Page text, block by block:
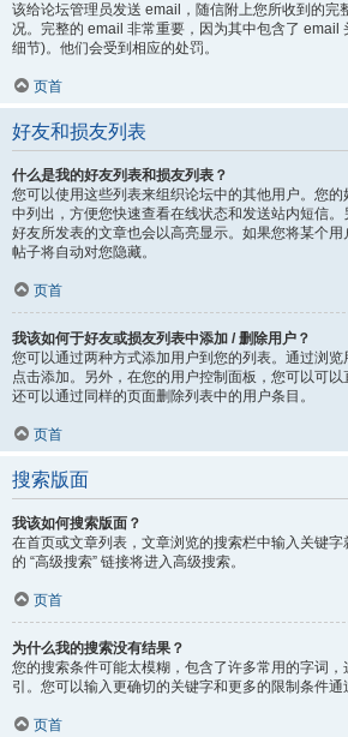
该给论坛管理员发送 email，随信附上您所收到的完
况。完整的 email 非常重要，因为其中包含了 email
细节)。他们会受到相应的处罚。
页首
好友和损友列表
什么是我的好友列表和损友列表？
您可以使用这些列表来组织论坛中的其他用户。您
中列出，方便您快速查看在线状态和发送站内短信
好友所发表的文章也会以高亮显示。如果您将某个
帖子将自动对您隐藏。
页首
我该如何于好友或损友列表中添加 / 删除用户？
您可以通过两种方式添加用户到您的列表。通过浏
点击添加。另外，在您的用户控制面板，您可以可
还可以通过同样的页面删除列表中的用户条目。
页首
搜索版面
我该如何搜索版面？
在首页或文章列表，文章浏览的搜索栏中输入关键
的 “高级搜索” 链接将进入高级搜索。
页首
为什么我的搜索没有结果？
您的搜索条件可能太模糊，包含了许多常用的字词
引。您可以输入更确切的关键字和更多的限制条件通
页首